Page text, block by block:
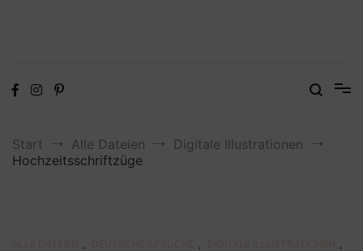
Start Alle Dateien
Digitale Illustrationen
Hochzeitsschriftzüge
, ,
,